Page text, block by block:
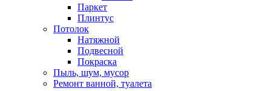
Паркет
Плинтус
Потолок
Натяжной
Подвесной
Покраска
Пыль, шум, мусор
Ремонт ванной, туалета